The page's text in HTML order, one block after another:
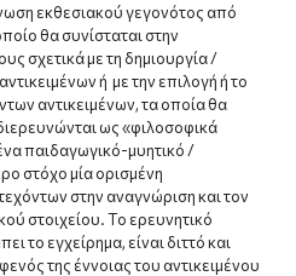
εκθεσιακού γεγονότος από
θα συνίσταται στην
σχετικά με τη δημιουργία /
ή με την επιλογή ή το
αντικειμένων, τα οποία θα
ως «φιλοσοφικά
παιδαγωγικό-μυητικό /
στόχο μία ορισμένη
στην αναγνώριση και τον
στοιχείου. Το ερευνητικό
το εγχείρημα, είναι διττό και
της έννοιας του αντικειμένου